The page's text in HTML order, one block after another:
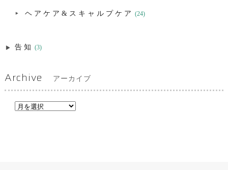
ヘアケア&スキャルプケア (24)
告知 (3)
Archive アーカイブ